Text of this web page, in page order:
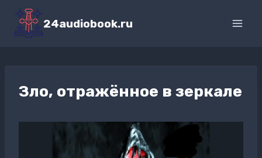
Перейти
содержимому
24audiobook.ru
Зло, отражённое в зеркале